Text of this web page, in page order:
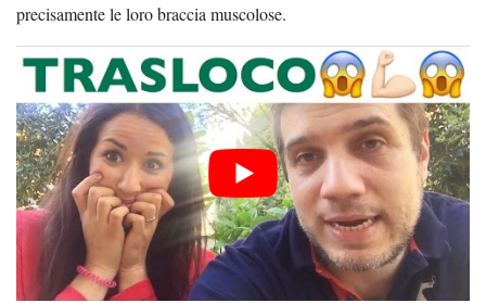
precisamente le loro braccia muscolose.